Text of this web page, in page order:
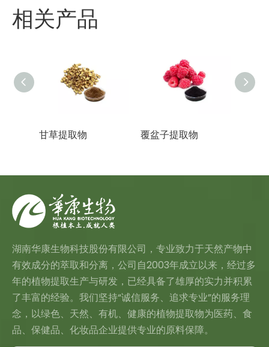
相关产品
甘草提取物 覆盆子提取物
湖南华康生物科技股份有限公司，专业致力于天然产物中
有效成分的萃取和分离，公司自2003年成立以来，经过多
年的植物提取生产与研发，已经具备了雄厚的实力并积累
了丰富的经验。我们坚持“诚信服务、追求专业”的服务理
念，以绿色、天然、有机、健康的植物提取物为医药、食
品、保健品、化妆品企业提供专业的原料保障。